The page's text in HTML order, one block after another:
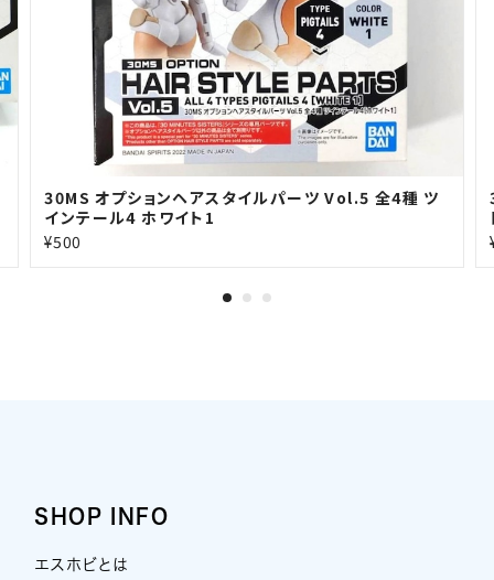
30MS オプションヘアスタイルパーツ Vol.5 全4種 ツ
インテール4 ホワイト1
¥500
SHOP INFO
エスホビとは